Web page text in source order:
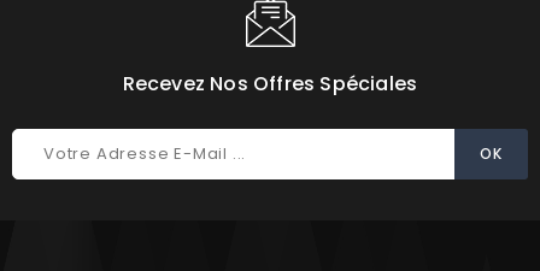
Recevez Nos Offres Spéciales